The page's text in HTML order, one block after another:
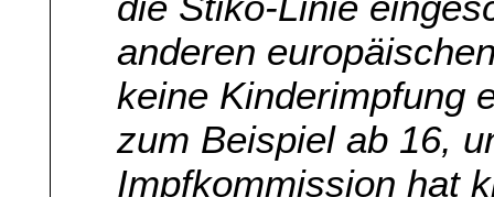
anderen
keine Kinderimpfung
zum Beispiel ab 16,
Impfkommission hat